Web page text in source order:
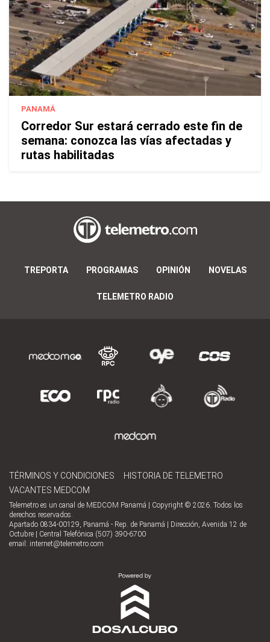
PANAMÁ
Corredor Sur estará cerrado este fin de
semana: conozca las vías afectadas y
rutas habilitadas
TREPORTA PROGRAMAS OPINIÓN NOVELAS
TELEMETRO RADIO
TÉRMINOS Y CONDICIONES
HISTORIA DE TELEMETRO
VACANTES MEDCOM
Telemetro es un canal de MEDCOM Panamá | Copyright © 2026. Todos los
derechos reservados.
Apartado 0834-00129, Panamá - Rep. de Panamá | Dirección, Avenida 12 de
Octubre | Central Telefónica (507) 390-6700
email: internet@telemetro.com